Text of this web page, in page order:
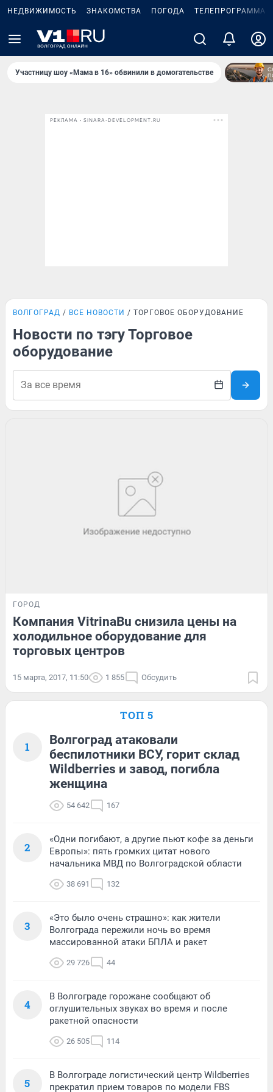
НЕДВИЖИМОСТЬ ЗНАКОМСТВА ПОГОДА ТЕЛЕПРОГРАММА
Участницу шоу «Мама в 16» обвинили в домогательстве
РЕКЛАМА • SINARA-DEVELOPMENT.RU
ВОЛГОГРАД ВСЕ НОВОСТИ ТОРГОВОЕ ОБОРУДОВАНИЕ
Новости по тэгу Торговое
оборудование
ГОРОД
Компания VitrinaBu снизила цены на
холодильное оборудование для
торговых центров
15 марта, 2017, 11:50 1 855 Обсудить
ТОП 5
1
Волгоград атаковали
беспилотники ВСУ, горит склад
Wildberries и завод, погибла
женщина
54 642 167
2
«Одни погибают, а другие пьют кофе за деньги
Европы»: пять громких цитат нового
начальника МВД по Волгоградской области
38 691 132
3
«Это было очень страшно»: как жители
Волгограда пережили ночь во время
массированной атаки БПЛА и ракет
29 726 44
4
В Волгограде горожане сообщают об
оглушительных звуках во время и после
ракетной опасности
26 505 114
5
В Волгограде логистический центр Wildberries
прекратил прием товаров по модели FBS